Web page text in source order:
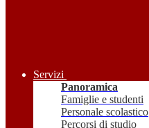
Servizi
Panoramica
Famiglie e studenti
Personale scolastico
Percorsi di studio